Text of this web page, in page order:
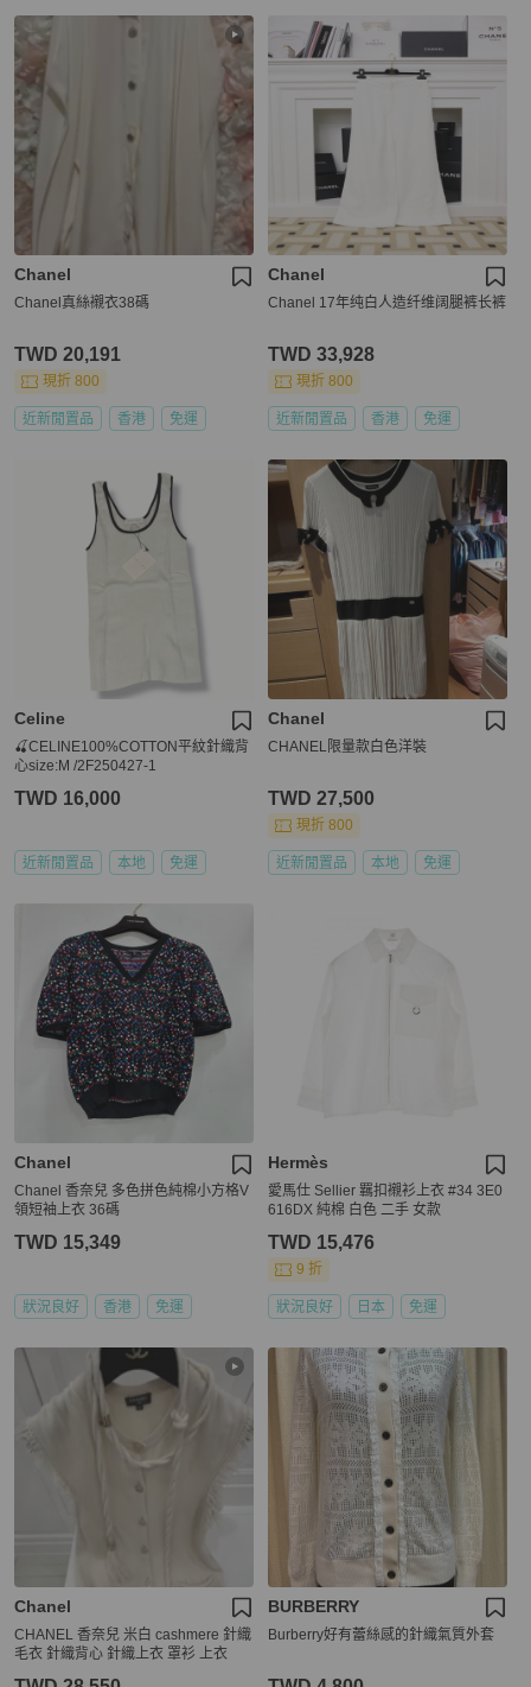
Chanel
Chanel真絲襯衣38碼
TWD 20,191
現折 800
近新閒置品 香港 免運
Chanel
Chanel 17年纯白人造纤维阔腿裤长裤
TWD 33,928
現折 800
近新閒置品 香港 免運
Celine
🍒CELINE100%COTTON平紋針織背
心size:M /2F250427-1
TWD 16,000
近新閒置品 本地 免運
Chanel
CHANEL限量款白色洋裝
TWD 27,500
現折 800
近新閒置品 本地 免運
Chanel
Chanel 香奈兒 多色拼色純棉小方格V
領短袖上衣 36碼
TWD 15,349
狀況良好 香港 免運
Hermès
愛馬仕 Sellier 羈扣襯衫上衣 #34 3E0
616DX 純棉 白色 二手 女款
TWD 15,476
9 折
狀況良好 日本 免運
Chanel
CHANEL 香奈兒 米白 cashmere 針織
毛衣 針織背心 針織上衣 罩衫 上衣
BURBERRY
Burberry好有蕾絲感的針織氣質外套